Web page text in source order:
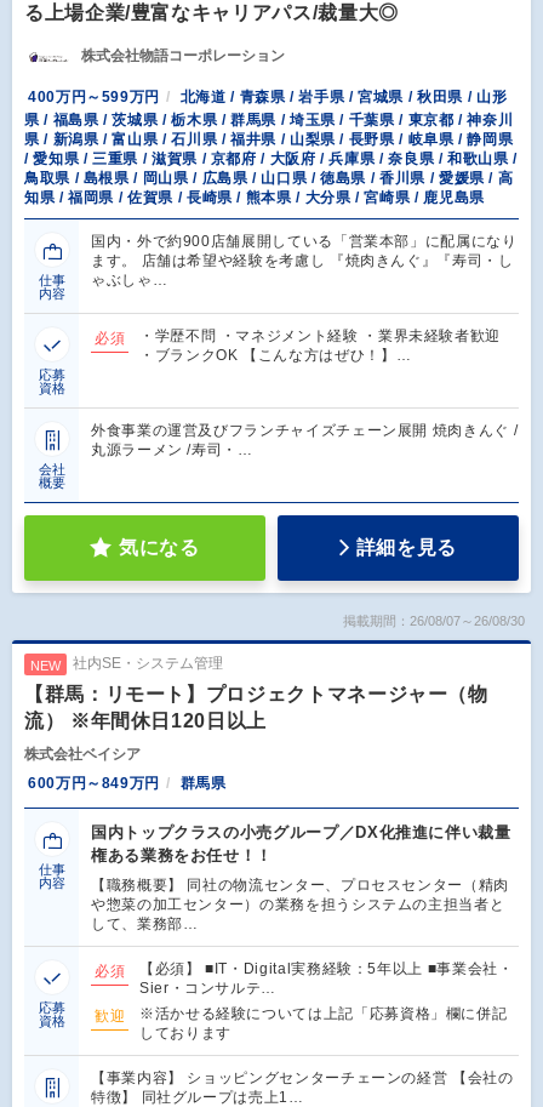
る上場企業/豊富なキャリアパス/裁量大◎
株式会社物語コーポレーション
400万円～599万円
北海道 / 青森県 / 岩手県 / 宮城県 / 秋田県 / 山形
県 / 福島県 / 茨城県 / 栃木県 / 群馬県 / 埼玉県 / 千葉県 / 東京都 / 神奈川
県 / 新潟県 / 富山県 / 石川県 / 福井県 / 山梨県 / 長野県 / 岐阜県 / 静岡県
/ 愛知県 / 三重県 / 滋賀県 / 京都府 / 大阪府 / 兵庫県 / 奈良県 / 和歌山県 /
鳥取県 / 島根県 / 岡山県 / 広島県 / 山口県 / 徳島県 / 香川県 / 愛媛県 / 高
知県 / 福岡県 / 佐賀県 / 長崎県 / 熊本県 / 大分県 / 宮崎県 / 鹿児島県
仕事
内容
国内・外で約900店舗展開している「営業本部」に配属になり
ます。 店舗は希望や経験を考慮し 『焼肉きんぐ』『寿司・し
ゃぶしゃ…
応募
資格
必須
・学歴不問 ・マネジメント経験 ・業界未経験者歓迎
・ブランクOK 【こんな方はぜひ！】…
会社
概要
外食事業の運営及びフランチャイズチェーン展開 焼肉きんぐ /
丸源ラーメン /寿司・…
気になる 詳細を見る
掲載期間：26/08/07～26/08/30
NEW 社内SE・システム管理
【群馬：リモート】プロジェクトマネージャー（物
流） ※年間休日120日以上
株式会社ベイシア
600万円～849万円
群馬県
仕事
内容
国内トップクラスの小売グループ／DX化推進に伴い裁量
権ある業務をお任せ！！
【職務概要】 同社の物流センター、プロセスセンター（精肉
や惣菜の加工センター）の業務を担うシステムの主担当者と
して、業務部…
応募
資格
必須
【必須】 ■IT・Digital実務経験：5年以上 ■事業会社・
Sier・コンサルテ…
歓迎
※活かせる経験については上記「応募資格」欄に併記
しております
【事業内容】 ショッピングセンターチェーンの経営 【会社の
特徴】 同社グループは売上1…